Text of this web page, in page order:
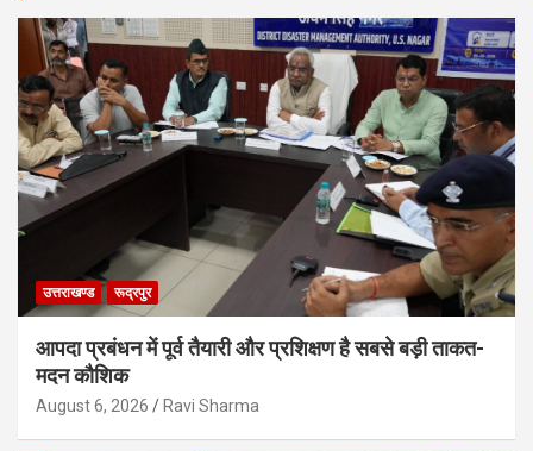
उत्तराखण्ड रूद्रपुर
आपदा प्रबंधन में पूर्व तैयारी और प्रशिक्षण है सबसे बड़ी ताकत-
मदन कौशिक
August 6, 2026 Ravi Sharma